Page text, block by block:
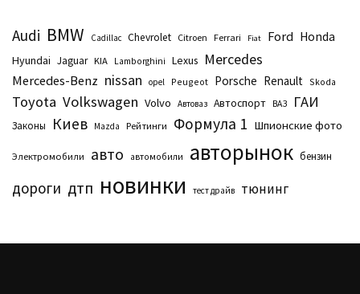
Audi BMW Cadillac Chevrolet Citroen Ferrari Fiat Ford Honda
Hyundai Jaguar KIA Lamborghini Lexus Mercedes
Mercedes-Benz nissan opel Peugeot Porsche Renault Skoda
Toyota Volkswagen Volvo Автоваз Автоспорт ВАЗ ГАИ
Законы Киев Маzda Рейтинги Формула 1 Шпионские фото
Электромобили авто автомобили авторынок бензин
дороги дтп новинки тест драйв тюнинг